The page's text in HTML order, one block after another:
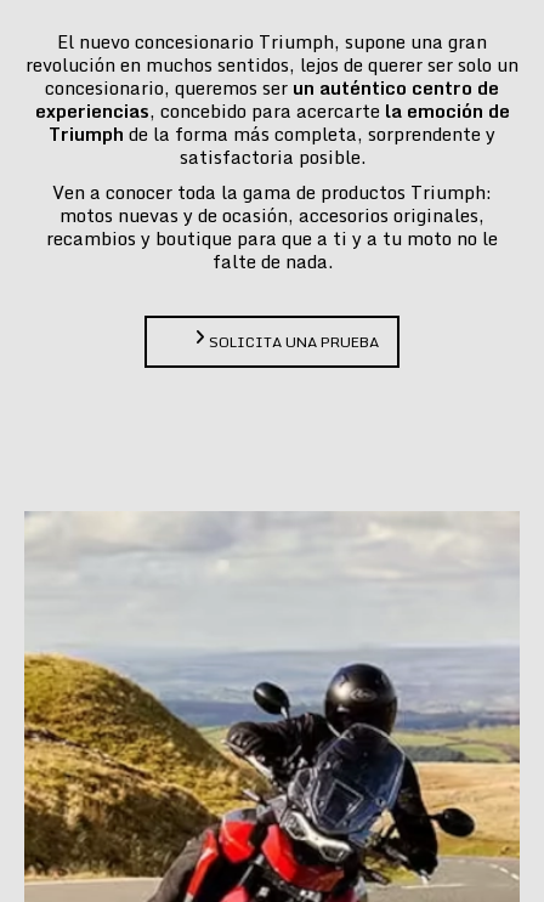
El nuevo concesionario Triumph, supone una gran
revolución en muchos sentidos, lejos de querer ser solo un
concesionario, queremos ser un auténtico centro de
experiencias, concebido para acercarte la emoción de
Triumph de la forma más completa, sorprendente y
satisfactoria posible.
Ven a conocer toda la gama de productos Triumph:
motos nuevas y de ocasión, accesorios originales,
recambios y boutique para que a ti y a tu moto no le
falte de nada.
SOLICITA UNA PRUEBA